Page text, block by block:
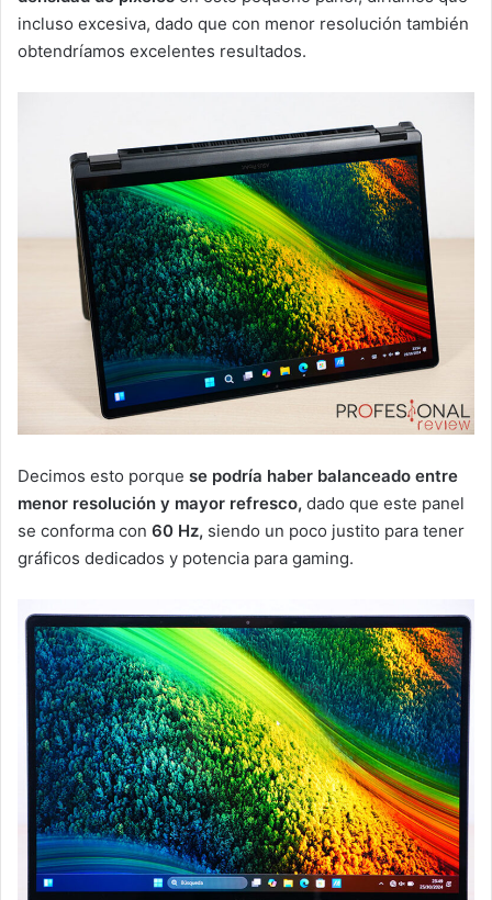
incluso excesiva, dado que con menor resolución también
obtendríamos excelentes resultados.
Decimos esto porque se podría haber balanceado entre
menor resolución y mayor refresco, dado que este panel
se conforma con 60 Hz, siendo un poco justito para tener
gráficos dedicados y potencia para gaming.